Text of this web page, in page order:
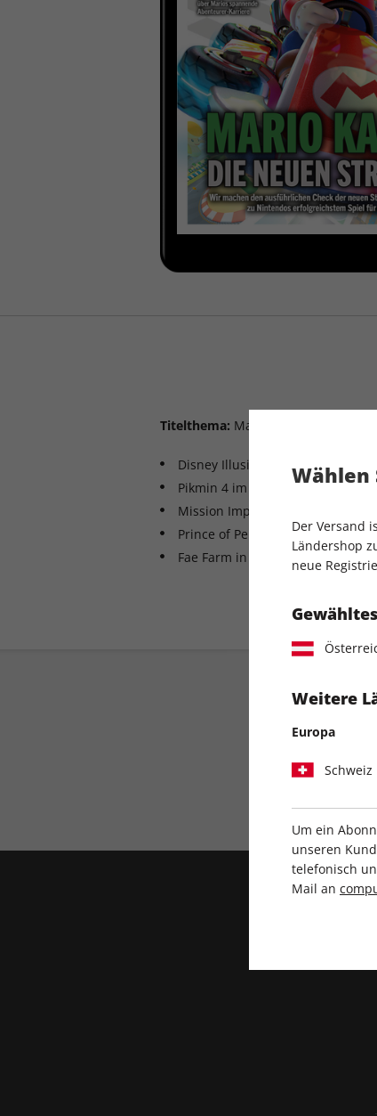
Titelthema: Mario Kart 8 – die neue
Disney Illusion Island im Test:
Pikmin 4 im XXL-Test: Anders,
Mission Impossible: Das Kultspiel
Prince of Persia: The Lost
Fae Farm in der Preview:
Wählen
Der Versand
Ländershop
neue
Weitere
Europa
Schweiz
Um ein
unseren
telefonisch
Mail an